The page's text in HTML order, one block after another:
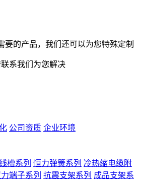
要的产品，我们还可以为您特殊定制
系我们为您解决
公司资质 企业环境
槽系列 恒力弹簧系列 冷热缩电缆附
端子系列 抗震支架系列 成品支架系